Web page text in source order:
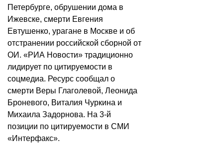
Петербурге, обрушении дома в
Ижевске, смерти Евгения
Евтушенко, урагане в Москве и об
отстранении российской сборной от
ОИ. «РИА Новости» традиционно
лидирует по цитируемости в
соцмедиа. Ресурс сообщал о
смерти Веры Глаголевой, Леонида
Броневого, Виталия Чуркина и
Михаила Задорнова. На 3-й
позиции по цитируемости в СМИ
«Интерфакс».